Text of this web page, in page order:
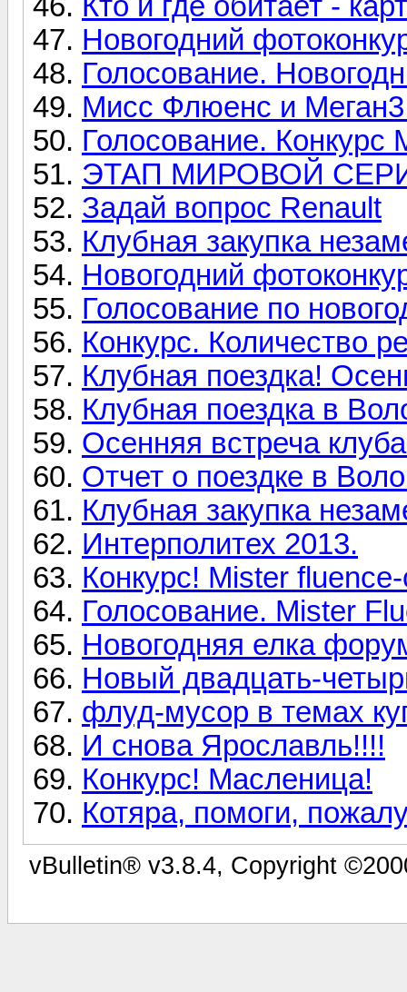
Новогодний
Голосование.
Мисс Флюенс и
Голосование.
ЭТАП МИРОВОЙ
Задай вопрос Renault
Клубная закупка
Новогодний
Голосование по
Конкурс. Количество
Клубная поездка!
Клубная поездка в
Осенняя встреча
Отчет о поездке в
Клубная закупка
Интерполитех 2013.
Конкурс! Mister
Голосование. Mister
Новогодняя елка
Новый двадцать-
флуд-мусор в темах
И снова Ярославль!!!!
Конкурс! Масленица!
Котяра, помоги,
vBulletin® v3.8.4, Copyright